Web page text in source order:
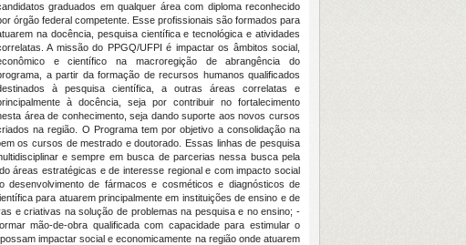
graduados em qualquer área com diploma reconhecido
órgão federal competente. Esse profissionais são formados para
na docência, pesquisa científica e tecnológica e atividades
A missão do PPGQ/UFPI é impactar os âmbitos social,
e científico na macroregição de abrangência do
a partir da formação de recursos humanos qualificados
à pesquisa científica, a outras áreas correlatas e
à docência, seja por contribuir no fortalecimento
área de conhecimento, seja dando suporte aos novos cursos
na região. O Programa tem por objetivo a consolidação na
os cursos de mestrado e doutorado. Essas linhas de pesquisa
e sempre em busca de parcerias nessa busca pela
áreas estratégicas e de interesse regional e com impacto social
desenvolvimento de fármacos e cosméticos e diagnósticos de
para atuarem principalmente em instituições de ensino e de
e criativas na solução de problemas na pesquisa e no ensino; -
mão-de-obra qualificada com capacidade para estimular o
impactar social e economicamente na região onde atuarem